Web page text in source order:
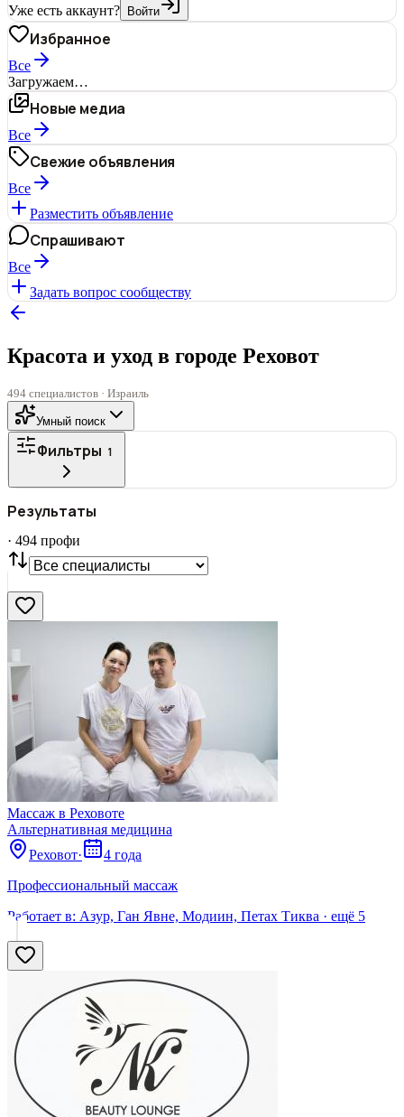
Уже есть аккаунт? Войти
Избранное
Все
Загружаем…
Новые медиа
Все
Свежие объявления
Все
Разместить объявление
Спрашивают
Все
Задать вопрос сообществу
Красота и уход в городе Реховот
494 специалистов · Израиль
Умный поиск
Фильтры 1
Все
СТАТУС
VIP С фото
Нашли
Сбросить
Результаты
· 494 профи
Массаж в Реховоте
Альтернативная медицина
Реховот·
4 года
Профессиональный массаж
Работает в: Азур, Ган Явне, Модиин, Петах Тиква · ещё 5